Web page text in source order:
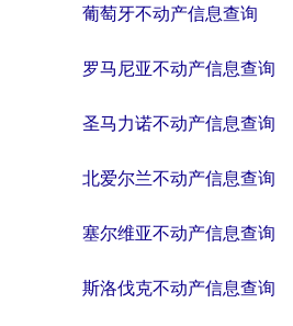
葡萄牙不动产信息查询
罗马尼亚不动产信息查询
圣马力诺不动产信息查询
北爱尔兰不动产信息查询
塞尔维亚不动产信息查询
斯洛伐克不动产信息查询